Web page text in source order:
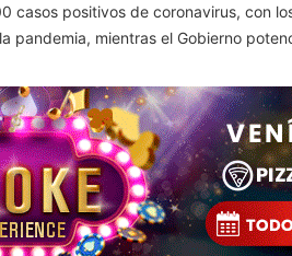
casos positivos de coronavirus, con
pandemia, mientras el Gobierno